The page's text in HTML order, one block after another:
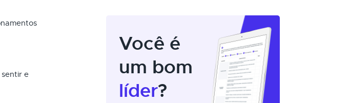
e
Você é
um bom
líder?